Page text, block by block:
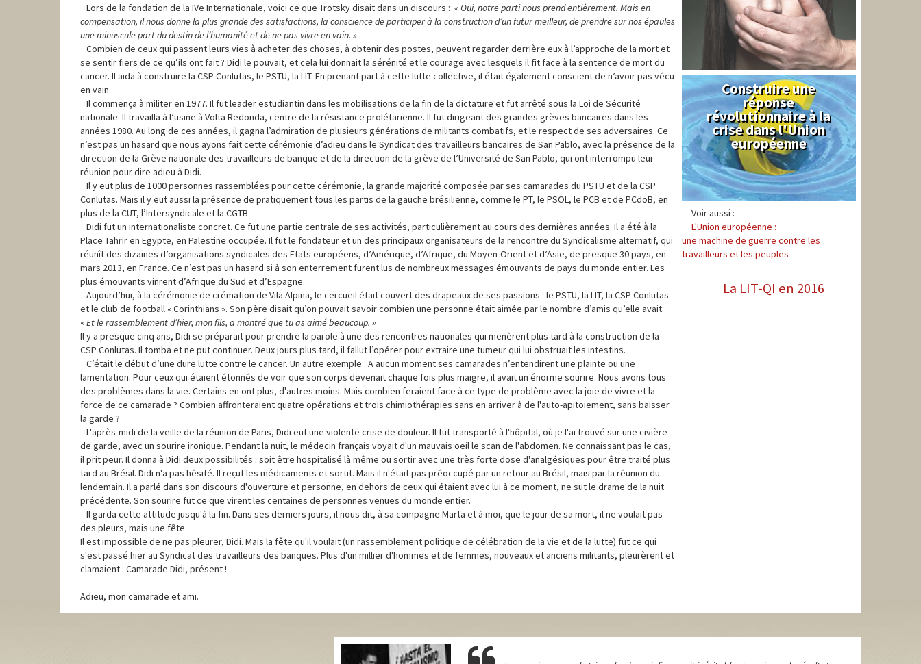
Lors de la fondation de la IVe Internationale, voici ce que Trotsky disait dans un discours : « Oui, notre parti nous prend entièrement. Mais en
compensation, il nous donne la plus grande des satisfactions, la conscience de participer à la construction d’un futur meilleur, de prendre sur nos épaules
une minuscule part du destin de l’humanité et de ne pas vivre en vain. »
Combien de ceux qui passent leurs vies à acheter des choses, à obtenir des postes, peuvent regarder derrière eux à l’approche de la mort et
se sentir fiers de ce qu’ils ont fait ? Didi le pouvait, et cela lui donnait la sérénité et le courage avec lesquels il fit face à la sentence de mort du
cancer. Il aida à construire la CSP Conlutas, le PSTU, la LIT. En prenant part à cette lutte collective, il était également conscient de n’avoir pas vécu
en vain.
Il commença à militer en 1977. Il fut leader estudiantin dans les mobilisations de la fin de la dictature et fut arrêté sous la Loi de Sécurité
nationale. Il travailla à l’usine à Volta Redonda, centre de la résistance prolétarienne. Il fut dirigeant des grandes grèves bancaires dans les
années 1980. Au long de ces années, il gagna l’admiration de plusieurs générations de militants combatifs, et le respect de ses adversaires. Ce
n’est pas un hasard que nous ayons fait cette cérémonie d’adieu dans le Syndicat des travailleurs bancaires de San Pablo, avec la présence de la
direction de la Grève nationale des travailleurs de banque et de la direction de la grève de l’Université de San Pablo, qui ont interrompu leur
réunion pour dire adieu à Didi.
Il y eut plus de 1000 personnes rassemblées pour cette cérémonie, la grande majorité composée par ses camarades du PSTU et de la CSP
Conlutas. Mais il y eut aussi la présence de pratiquement tous les partis de la gauche brésilienne, comme le PT, le PSOL, le PCB et de PCdoB, en
plus de la CUT, l’Intersyndicale et la CGTB.
Didi fut un internationaliste concret. Ce fut une partie centrale de ses activités, particulièrement au cours des dernières années. Il a été à la
Place Tahrir en Egypte, en Palestine occupée. Il fut le fondateur et un des principaux organisateurs de la rencontre du Syndicalisme alternatif, qui
réunît des dizaines d’organisations syndicales des Etats européens, d’Amérique, d’Afrique, du Moyen-Orient et d’Asie, de presque 30 pays, en
mars 2013, en France. Ce n’est pas un hasard si à son enterrement furent lus de nombreux messages émouvants de pays du monde entier. Les
plus émouvants vinrent d’Afrique du Sud et d’Espagne.
Aujourd’hui, à la cérémonie de crémation de Vila Alpina, le cercueil était couvert des drapeaux de ses passions : le PSTU, la LIT, la CSP Conlutas
et le club de football « Corinthians ». Son père disait qu’on pouvait savoir combien une personne était aimée par le nombre d’amis qu’elle avait.
«Et le rassemblement d’hier, mon fils, a montré que tu as aimé beaucoup. »
Il y a presque cinq ans, Didi se préparait pour prendre la parole à une des rencontres nationales qui menèrent plus tard à la construction de la
CSP Conlutas. Il tomba et ne put continuer. Deux jours plus tard, il fallut l’opérer pour extraire une tumeur qui lui obstruait les intestins.
C’était le début d’une dure lutte contre le cancer. Un autre exemple : A aucun moment ses camarades n’entendirent une plainte ou une
lamentation. Pour ceux qui étaient étonnés de voir que son corps devenait chaque fois plus maigre, il avait un énorme sourire. Nous avons tous
des problèmes dans la vie. Certains en ont plus, d'autres moins. Mais combien feraient face à ce type de problème avec la joie de vivre et la
force de ce camarade ? Combien affronteraient quatre opérations et trois chimiothérapies sans en arriver à de l'auto-apitoiement, sans baisser
la garde ?
L'après-midi de la veille de la réunion de Paris, Didi eut une violente crise de douleur. Il fut transporté à l'hôpital, où je l'ai trouvé sur une civière
de garde, avec un sourire ironique. Pendant la nuit, le médecin français voyait d'un mauvais oeil le scan de l'abdomen. Ne connaissant pas le cas,
il prit peur. Il donna à Didi deux possibilités : soit être hospitalisé là même ou sortir avec une très forte dose d'analgésiques pour être traité plus
tard au Brésil. Didi n'a pas hésité. Il reçut les médicaments et sortit. Mais il n'était pas préoccupé par un retour au Brésil, mais par la réunion du
lendemain. Il a parlé dans son discours d'ouverture et personne, en dehors de ceux qui étaient avec lui à ce moment, ne sut le drame de la nuit
précédente. Son sourire fut ce que virent les centaines de personnes venues du monde entier.
Il garda cette attitude jusqu'à la fin. Dans ses derniers jours, il nous dit, à sa compagne Marta et à moi, que le jour de sa mort, il ne voulait pas
des pleurs, mais une fête.
Il est impossible de ne pas pleurer, Didi. Mais la fête qu'il voulait (un rassemblement politique de célébration de la vie et de la lutte) fut ce qui
s'est passé hier au Syndicat des travailleurs des banques. Plus d'un millier d'hommes et de femmes, nouveaux et anciens militants, pleurèrent et
clamaient : Camarade Didi, présent !
Adieu, mon camarade et ami.
Syndical
Construire une
réponse
révolutionnaire à la
crise dans l'Union
européenne
Voir aussi :
L'Union européenne :
une machine de guerre contre les
travailleurs et les peuples
La LIT-QI en 2016